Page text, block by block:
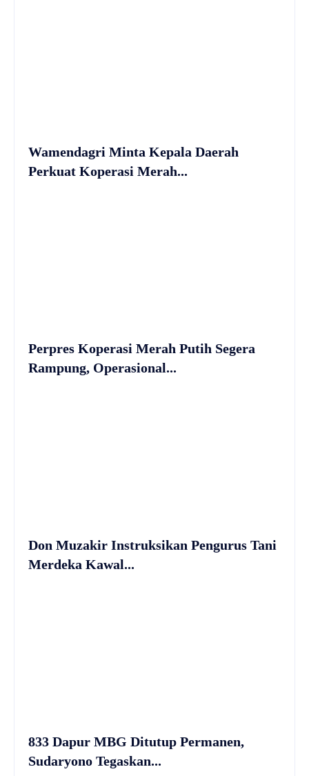
Wamendagri Minta Kepala Daerah
Perkuat Koperasi Merah...
Perpres Koperasi Merah Putih Segera
Rampung, Operasional...
Don Muzakir Instruksikan Pengurus Tani
Merdeka Kawal...
833 Dapur MBG Ditutup Permanen,
Sudaryono Tegaskan...